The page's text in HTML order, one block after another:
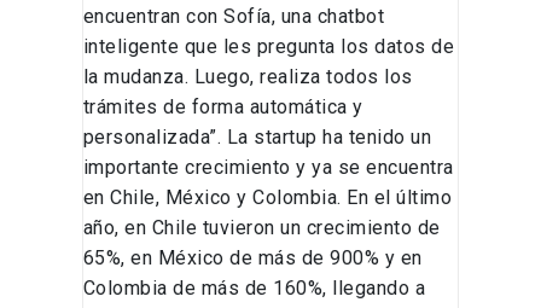
encuentran con Sofía, una chatbot
inteligente que les pregunta los datos de
la mudanza. Luego, realiza todos los
trámites de forma automática y
personalizada”. La startup ha tenido un
importante crecimiento y ya se encuentra
en Chile, México y Colombia. En el último
año, en Chile tuvieron un crecimiento de
65%, en México de más de 900% y en
Colombia de más de 160%, llegando a